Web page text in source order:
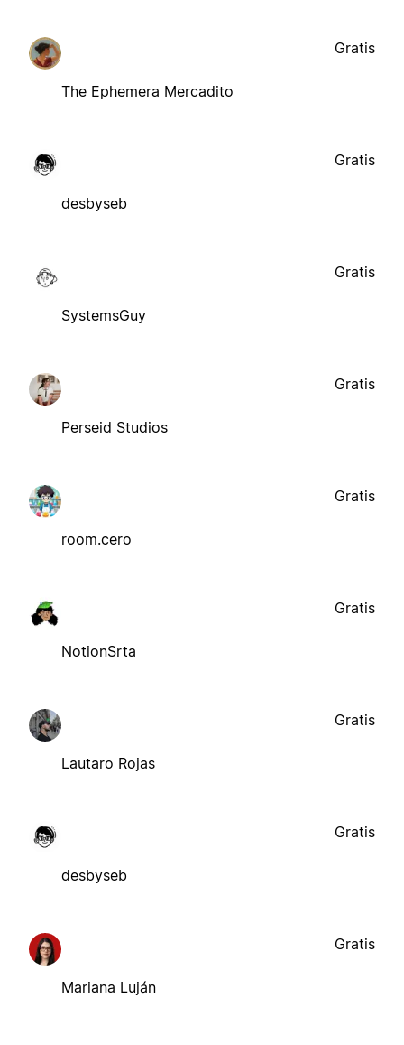
The Ephemera Mercadito
Gratis
desbyseb
Gratis
SystemsGuy
Gratis
Perseid Studios
Gratis
room.cero
Gratis
NotionSrta
Gratis
Lautaro Rojas
Gratis
desbyseb
Gratis
Mariana Luján
Gratis